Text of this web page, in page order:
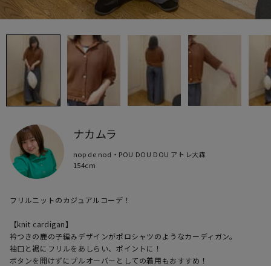
ナカムラ
nop de nod・POU DOU DOU アトレ大森
154cm
フリルニットのカジュアルコーデ！
【knit cardigan】
衿つきの鹿の子編みデザインがポロシャツのようなカーディガン。
袖口と裾にフリルをあしらい、ポイントに！
ボタンを開けずにプルオーバーとしての着用もおすすめ！